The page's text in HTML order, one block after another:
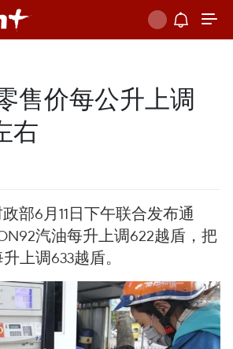
售价每公升上调
右
部6月11日下午联合发布通
汽油每升上调622越盾，把
上调633越盾。